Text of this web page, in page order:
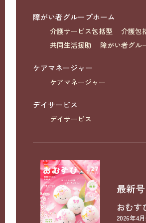
障がい者グループホーム
介護サービス包括型
介護包
共同生活援助
障がい者グル
ケアマネージャー
ケアマネージャー
デイサービス
デイサービス
最新
おむす
2026年4